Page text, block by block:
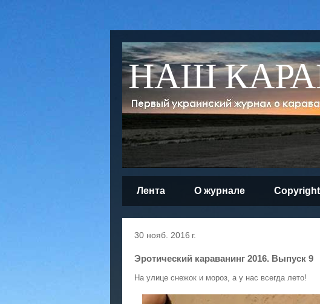
НАШ
Лента О журнале Copyright
30 нояб. 2016 г.
Эротический караванинг 2016. Выпуск 9
На улице снежок и мороз, а у нас всегда лето!